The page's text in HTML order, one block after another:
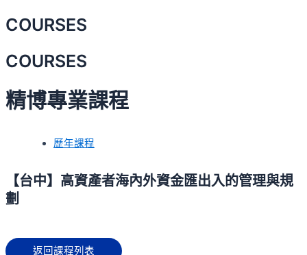
COURSES
COURSES
精博專業課程
歷年課程
【台中】高資產者海內外資金匯出入的管理與規
劃
返回課程列表